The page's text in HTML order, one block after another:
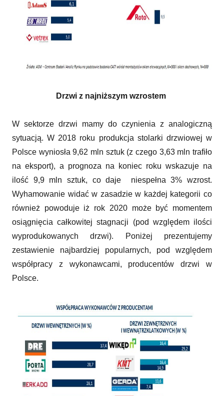
Drzwi z najniższym wzrostem
W sektorze drzwi mamy do czynienia z analogiczną
sytuacją. W 2018 roku produkcja stolarki drzwiowej w
Polsce wyniosła 9,62 mln sztuk (z czego 3,63 mln trafiło
na eksport), a prognoza na koniec roku wskazuje na
ilość 9,9 mln sztuk, co daje niespełna 3% wzrost.
Wyhamowanie widać w zasadzie w każdej kategorii co
również powoduje iż rok 2020 może być momentem
osiągnięcia całkowitej stagnacji (pod względem ilości
wyprodukowanych drzwi). Poniżej prezentujemy
zestawienie najbardziej popularnych, pod względem
współpracy z wykonawcami, producentów drzwi w
Polsce.